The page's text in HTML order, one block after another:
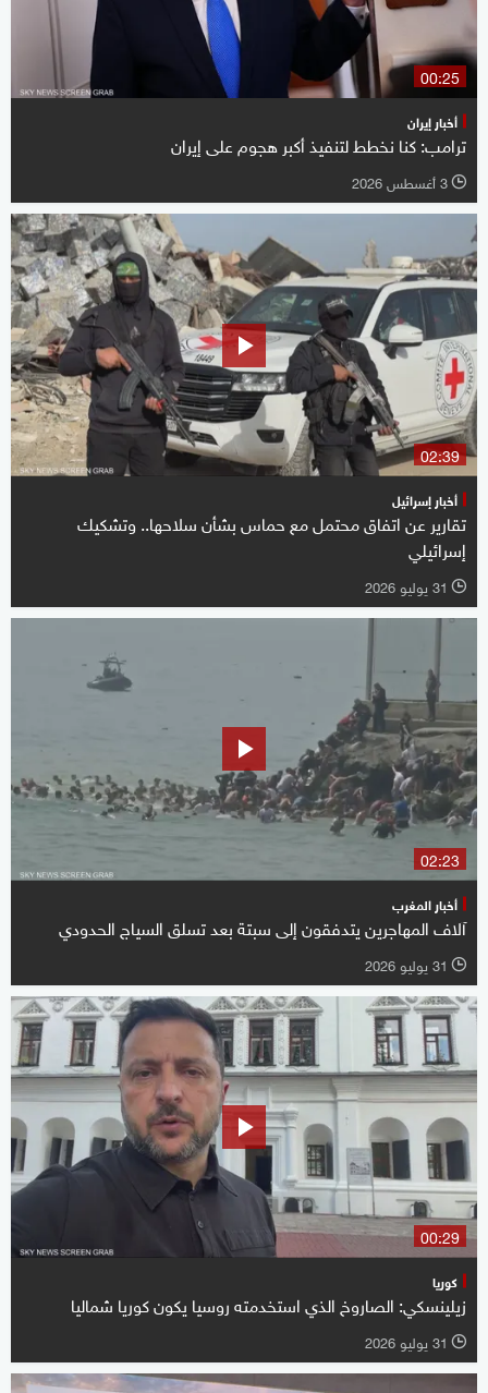
00:25
أخبار إيران
ترامب: كنا نخطط لتنفيذ أكبر هجوم على إيران
l 3 أغسطس 2026
02:39
أخبار إسرائيل
تقارير عن اتفاق محتمل مع حماس بشأن سلاحها.. وتشكيك
إسرائيلي
l 31 يوليو 2026
02:23
أخبار المغرب
آلاف المهاجرين يتدفقون إلى سبتة بعد تسلق السياج الحدودي
l 31 يوليو 2026
00:29
كوريا
زيلينسكي: الصاروخ الذي استخدمته روسيا يكون كوريا شماليا
l 31 يوليو 2026